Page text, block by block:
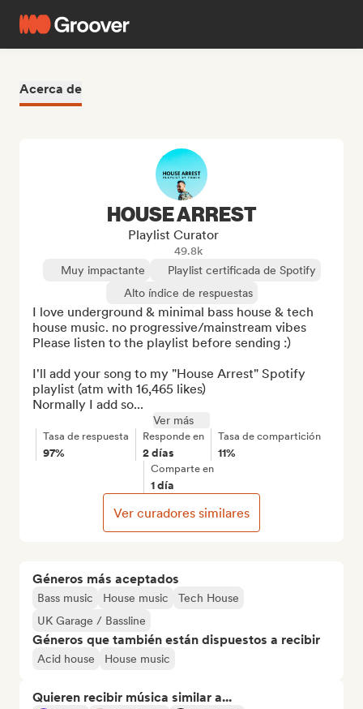
Acerca de
Géneros más aceptados
Bass music House music
Tech House
UK Garage / Bassline
Géneros que también están dispuestos a recibir
Acid house House music
Quieren recibir música similar a...
HOUSE ARREST
Playlist Curator
49.8k
Muy impactante
Playlist certificada de Spotify
Alto índice de respuestas
I love underground & minimal bass house & tech
house music. no progressive/mainstream vibes
Please listen to the playlist before sending :)
I'll add your song to my "House Arrest" Spotify
playlist (atm with 16,465 likes)
Normally I add so...
Ver más
Tasa de respuesta
97%
Responde en
2 días
Tasa de compartición
11%
Comparte en
1 día
Ver curadores similares